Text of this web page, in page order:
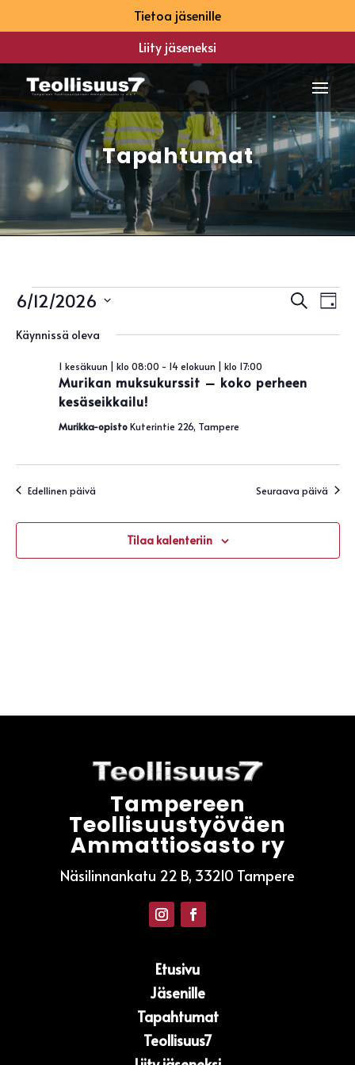
Tietoa jäsenille
Liity jäseneksi
Tapahtumat
Tapahtumat
for
12
kesäkuun,
2026
Etsi
aja
Etsi Päivä
6/12/2026
päivä.
Käynnissä oleva
Murikan muksukurssit – koko perheen
kesäseikkailu!
1 kesäkuun | klo 08:00 - 14 elokuun | klo 17:00
Murikka-opistoKuterintie 226, Tampere
Edellinen päivä Seuraava päivä
Tilaa kalenteriin
Tampereen
Teollisuustyöväen
Ammattiosasto ry
Näsilinnankatu 22 B, 33210 Tampere
Etusivu
Jäsenille
Tapahtumat
Teollisuus7